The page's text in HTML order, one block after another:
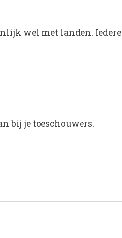
wel met landen.
bij je toeschouwers.